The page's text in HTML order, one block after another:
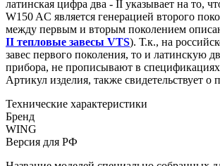
латинская цифра два - II указывает на то,
W150 AC является генерацией второго
между первым и вторым поколением
II тепловые завесы VTS). Т.к., на
завес первого поколения, то и латинскую
прибора, не прописывают в
Артикул изделия, также свидетельствует о
Технические характеристики
Бренд
WING
Версия для РФ